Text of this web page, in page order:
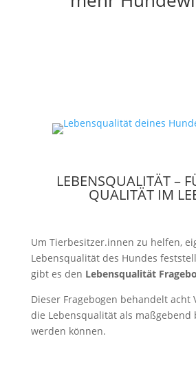
LEBENSQUALITÄT –
QUALITÄT IM
Um Tierbesitzer.innen zu helfen,
Lebensqualität des Hundes
gibt es den Lebensqualität
Dieser Fragebogen behandelt acht
die Lebensqualität als maßgebend
werden können.